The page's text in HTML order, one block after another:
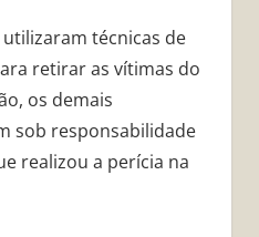
técnicas de
retirar as vítimas do
os demais
sob responsabilidade
realizou a perícia na